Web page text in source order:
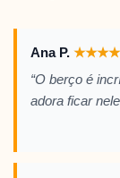
Ana P. ★★★★
“O berço é
adora ficar